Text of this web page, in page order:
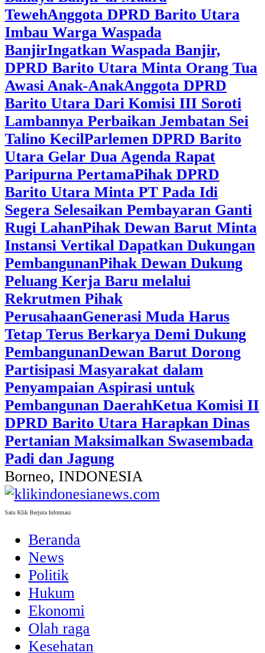
TewehAnggota DPRD Barito Utara
Imbau Warga Waspada
BanjirIngatkan Waspada Banjir,
DPRD Barito Utara Minta Orang Tua
Awasi Anak-AnakAnggota DPRD
Barito Utara Dari Komisi III Soroti
Lambannya Perbaikan Jembatan Sei
Talino KecilParlemen DPRD Barito
Utara Gelar Dua Agenda Rapat
Paripurna PertamaPihak DPRD
Barito Utara Minta PT Pada Idi
Segera Selesaikan Pembayaran Ganti
Rugi LahanPihak Dewan Barut Minta
Instansi Vertikal Dapatkan Dukungan
PembangunanPihak Dewan Dukung
Peluang Kerja Baru melalui
Rekrutmen Pihak
PerusahaanGenerasi Muda Harus
Tetap Terus Berkarya Demi Dukung
PembangunanDewan Barut Dorong
Partisipasi Masyarakat dalam
Penyampaian Aspirasi untuk
Pembangunan DaerahKetua Komisi II
DPRD Barito Utara Harapkan Dinas
Pertanian Maksimalkan Swasembada
Padi dan Jagung
Borneo, INDONESIA
Satu Klik Berjuta Informasi
Beranda
News
Politik
Hukum
Ekonomi
Olah raga
Kesehatan